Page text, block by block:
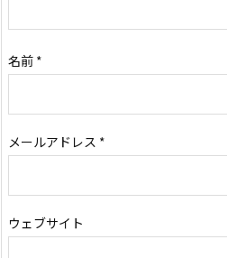
名前 *
メールアドレス *
ウェブサイト